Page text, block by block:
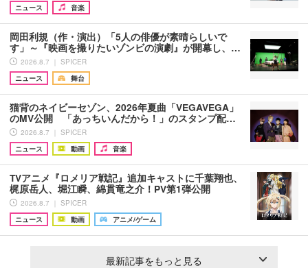
ニュース
音楽
岡田利規（作・演出）「5人の俳優が素晴らしいで
す」～『映画を撮りたいゾンビの演劇』が開幕し、…
2026.8.7 ｜ SPICER
ニュース
舞台
猫背のネイビーセゾン、2026年夏曲「VEGAVEGA」
のMV公開 「あっちいんだから！」のスタンプ配…
2026.8.7 ｜ SPICER
ニュース
動画 音楽
TVアニメ『ロメリア戦記』追加キャストに千葉翔也、
梶原岳人、堀江瞬、綿貫竜之介！PV第1弾公開
2026.8.7 ｜ SPICER
ニュース
動画 アニメ/ゲーム
最新記事をもっと見る